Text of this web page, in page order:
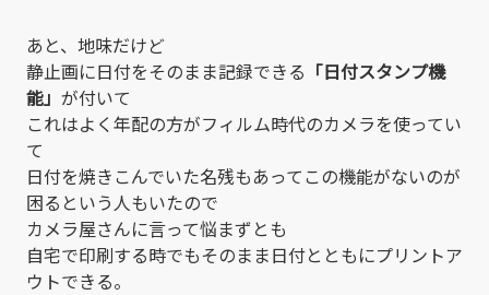
あと、地味だけど
静止画に日付をそのまま記録できる 「日付スタンプ機
能」 が付いて
これはよく年配の方がフィルム時代のカメラを使ってい
て
日付を焼きこんでいた名残もあってこの機能がないのが
困るという人もいたので
カメラ屋さんに言って悩まずとも
自宅で印刷する時でもそのまま日付とともにプリントア
ウトできる。